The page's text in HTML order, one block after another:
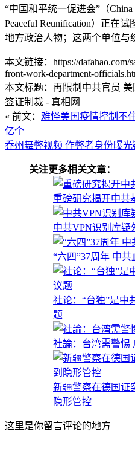
“中国和平统一促进会”（China
Peaceful Reunification）正在
地方政治人物；这两个单位与
本文链接：https://dafahao.com/
front-work-department-
本文标题：再限制中共官员
签证制裁 - 真相网
« 前文： 难怪美国疫情控制不
亿个
乔州舞弊视频 作弊者身份曝
关注更多相关文章：
重磅研究揭开中共
中共VPN识别库疑
“六四”37周年 中共
社论：“台独”是中
题
社論：台湾需警惕
新疆警察在德国证
隐形管控
这里是你留言评论的地方